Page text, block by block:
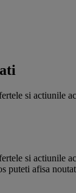
si actiunile
si actiunile
puteti afisa